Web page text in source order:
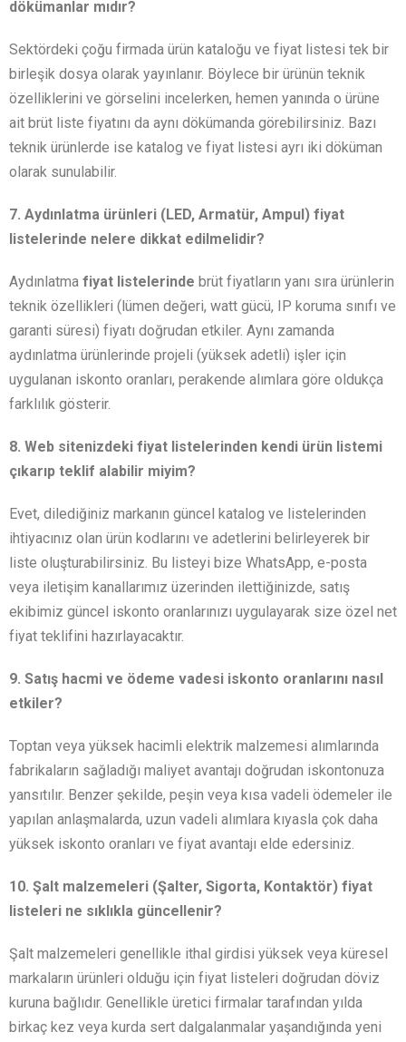
dökümanlar mıdır?
Sektördeki çoğu firmada ürün kataloğu ve fiyat listesi tek bir
birleşik dosya olarak yayınlanır. Böylece bir ürünün teknik
özelliklerini ve görselini incelerken, hemen yanında o ürüne
ait brüt liste fiyatını da aynı dökümanda görebilirsiniz. Bazı
teknik ürünlerde ise katalog ve fiyat listesi ayrı iki döküman
olarak sunulabilir.
7. Aydınlatma ürünleri (LED, Armatür, Ampul) fiyat
listelerinde nelere dikkat edilmelidir?
Aydınlatma fiyat listelerinde brüt fiyatların yanı sıra ürünlerin
teknik özellikleri (lümen değeri, watt gücü, IP koruma sınıfı ve
garanti süresi) fiyatı doğrudan etkiler. Aynı zamanda
aydınlatma ürünlerinde projeli (yüksek adetli) işler için
uygulanan iskonto oranları, perakende alımlara göre oldukça
farklılık gösterir.
8. Web sitenizdeki fiyat listelerinden kendi ürün listemi
çıkarıp teklif alabilir miyim?
Evet, dilediğiniz markanın güncel katalog ve listelerinden
ihtiyacınız olan ürün kodlarını ve adetlerini belirleyerek bir
liste oluşturabilirsiniz. Bu listeyi bize WhatsApp, e-posta
veya iletişim kanallarımız üzerinden ilettiğinizde, satış
ekibimiz güncel iskonto oranlarınızı uygulayarak size özel net
fiyat teklifini hazırlayacaktır.
9. Satış hacmi ve ödeme vadesi iskonto oranlarını nasıl
etkiler?
Toptan veya yüksek hacimli elektrik malzemesi alımlarında
fabrikaların sağladığı maliyet avantajı doğrudan iskontonuza
yansıtılır. Benzer şekilde, peşin veya kısa vadeli ödemeler ile
yapılan anlaşmalarda, uzun vadeli alımlara kıyasla çok daha
yüksek iskonto oranları ve fiyat avantajı elde edersiniz.
10. Şalt malzemeleri (Şalter, Sigorta, Kontaktör) fiyat
listeleri ne sıklıkla güncellenir?
Şalt malzemeleri genellikle ithal girdisi yüksek veya küresel
markaların ürünleri olduğu için fiyat listeleri doğrudan döviz
kuruna bağlıdır. Genellikle üretici firmalar tarafından yılda
birkaç kez veya kurda sert dalgalanmalar yaşandığında yeni